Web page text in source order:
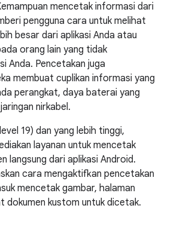
mencetak informasi dari
pengguna cara untuk melihat
besar dari aplikasi Anda atau
orang lain yang tidak
Anda. Pencetakan juga
membuat cuplikan informasi yang
perangkat, daya baterai yang
nirkabel.
19) dan yang lebih tinggi,
layanan untuk mencetak
langsung dari aplikasi Android.
cara mengaktifkan pencetakan
mencetak gambar, halaman
dokumen kustom untuk dicetak.